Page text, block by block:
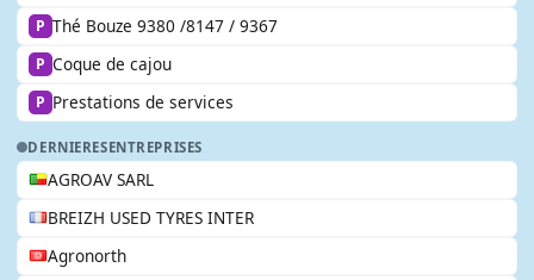
P Thé Bouze 9380 /8147 / 9367
P Coque de cajou
P Prestations de services
DERNIERESENTREPRISES
AGROAV SARL
BREIZH USED TYRES INTER
Agronorth